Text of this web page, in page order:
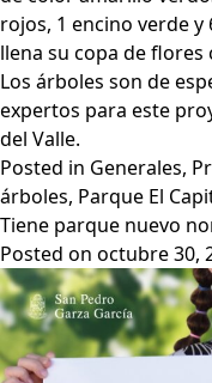
rojos, 1 encino verde
llena su copa de flores
Los árboles son de
expertos para este
del Valle.
Posted in Generales,
árboles, Parque El
Tiene parque nuevo
Posted on octubre 30,